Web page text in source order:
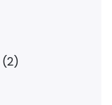
(2)